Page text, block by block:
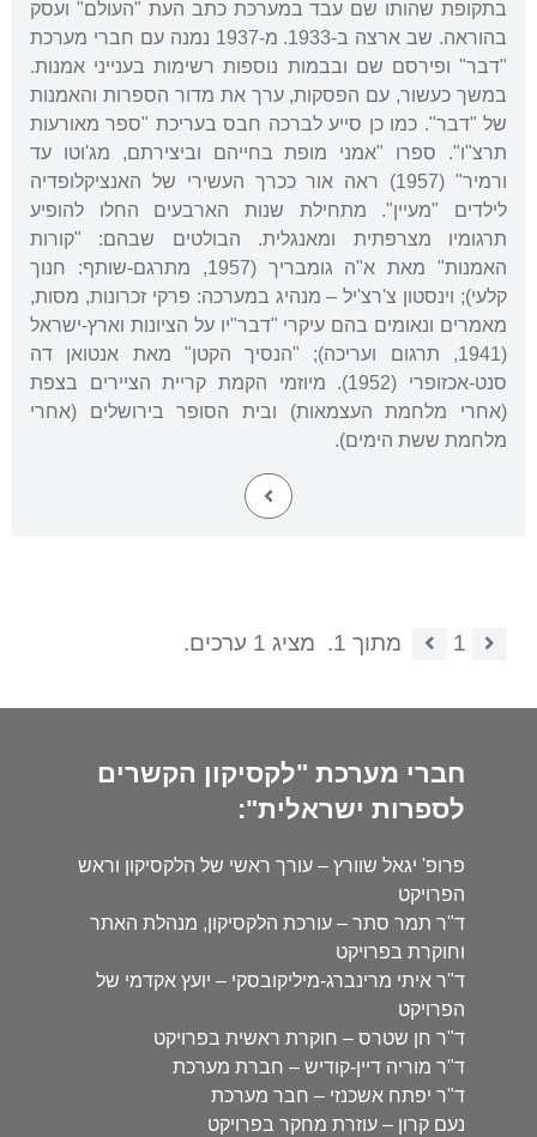
בתקופת שהותו שם עבד במערכת כתב העת "העולם" ועסק
בהוראה. שב ארצה ב-1933. מ-1937 נמנה עם חברי מערכת
"דבר" ופירסם שם ובבמות נוספות רשימות בענייני אמנות.
במשך כעשור, עם הפסקות, ערך את מדור הספרות והאמנות
של "דבר". כמו כן סייע לברכה חבס בעריכת "ספר מאורעות
תרצ"ו". ספרו "אמני מופת בחייהם וביצירתם, מג'וטו עד
ורמיר" (1957) ראה אור ככרך העשירי של האנציקלופדיה
לילדים "מעיין". מתחילת שנות הארבעים החלו להופיע
תרגומיו מצרפתית ומאנגלית. הבולטים שבהם: "קורות
האמנות" מאת א"ה גומבריך (1957, מתרגם-שותף: חנוך
קלעי); וינסטון צ'רצ'יל – מנהיג במערכה: פרקי זכרונות, מסות,
מאמרים ונאומים בהם עיקרי "דבר"יו על הציונות וארץ-ישראל
(1941, תרגום ועריכה); "הנסיך הקטן" מאת אנטואן דה
סנט-אכזופרי (1952). מיוזמי הקמת קריית הציירים בצפת
(אחרי מלחמת העצמאות) ובית הסופר בירושלים (אחרי
מלחמת ששת הימים).
1 מתוך 1. מציג 1 ערכים.
חברי מערכת "לקסיקון הקשרים
לספרות ישראלית":
פרופ' יגאל שוורץ – עורך ראשי של הלקסיקון וראש
הפרויקט
ד"ר תמר סתר – עורכת הלקסיקון, מנהלת האתר
וחוקרת בפרויקט
ד"ר איתי מרינברג-מיליקובסקי – יועץ אקדמי של
הפרויקט
ד"ר חן שטרס – חוקרת ראשית בפרויקט
ד"ר מוריה דיין-קודיש – חברת מערכת
ד"ר יפתח אשכנזי – חבר מערכת
נעם קרון – עוזרת מחקר בפרויקט